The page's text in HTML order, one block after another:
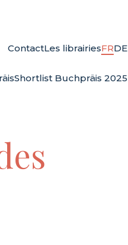
ContactLes librairiesFRDE
Shortlist Buchpräis 2025